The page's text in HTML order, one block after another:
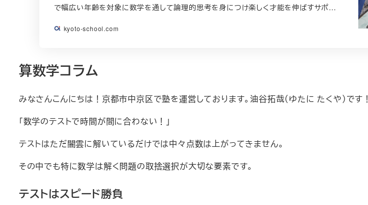
で幅広い年齢を対象に数学を通して論理的思考を身につけ楽しく才能を伸ばすサポ…
kyoto-school.com
算数学コラム
みなさんこんにちは！京都市中京区で塾を運営しております。油谷拓哉（ゆたに たくや）です！
「数学のテストで時間が間に合わない！」
テストはただ闇雲に解いているだけでは中々点数は上がってきません。
その中でも特に数学は解く問題の取捨選択が大切な要素です。
テストはスピード勝負